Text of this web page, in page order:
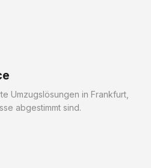
Umzugslösungen in Frankfurt,
abgestimmt sind.